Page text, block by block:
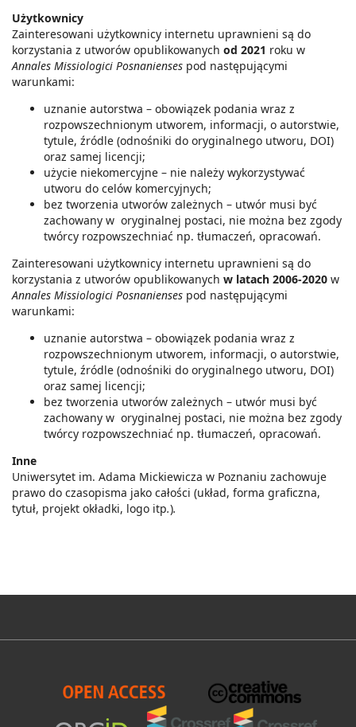
Użytkownicy
Zainteresowani użytkownicy internetu uprawnieni są do
korzystania z utworów opublikowanych od 2021 roku w
Annales Missiologici Posnanienses pod następującymi
warunkami:
uznanie autorstwa – obowiązek podania wraz z
rozpowszechnionym utworem, informacji, o autorstwie,
tytule, źródle (odnośniki do oryginalnego utworu, DOI)
oraz samej licencji;
użycie niekomercyjne – nie należy wykorzystywać
utworu do celów komercyjnych;
bez tworzenia utworów zależnych – utwór musi być
zachowany w oryginalnej postaci, nie można bez zgody
twórcy rozpowszechniać np. tłumaczeń, opracowań.
Zainteresowani użytkownicy internetu uprawnieni są do
korzystania z utworów opublikowanych w latach 2006-2020 w
Annales Missiologici Posnanienses pod następującymi
warunkami:
uznanie autorstwa – obowiązek podania wraz z
rozpowszechnionym utworem, informacji, o autorstwie,
tytule, źródle (odnośniki do oryginalnego utworu, DOI)
oraz samej licencji;
bez tworzenia utworów zależnych – utwór musi być
zachowany w oryginalnej postaci, nie można bez zgody
twórcy rozpowszechniać np. tłumaczeń, opracowań.
Inne
Uniwersytet im. Adama Mickiewicza w Poznaniu zachowuje
prawo do czasopisma jako całości (układ, forma graficzna,
tytuł, projekt okładki, logo itp.).